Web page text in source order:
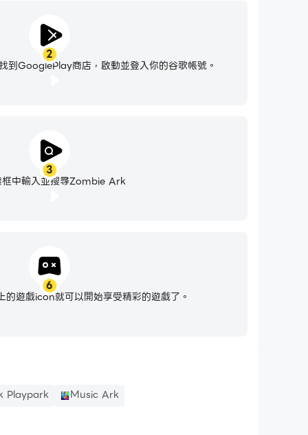
2
到GooglePlay商店，啟動並登入你的谷歌帳號。
3
框中輸入並搜尋Zombie Ark
6
的遊戲icon就可以開始享受精彩的遊戲了。
Playpark Music Ark